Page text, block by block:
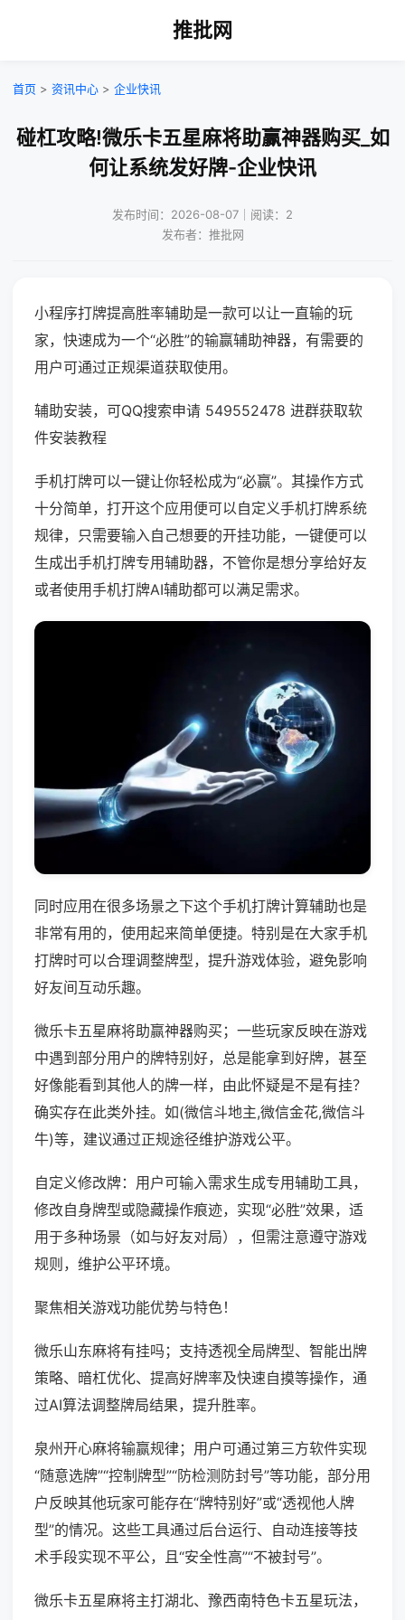
推批网
首页 > 资讯中心 > 企业快讯
碰杠攻略!微乐卡五星麻将助赢神器购买_如
何让系统发好牌-企业快讯
发布时间：2026-08-07｜阅读：2
发布者：推批网
小程序打牌提高胜率辅助是一款可以让一直输的玩
家，快速成为一个“必胜”的输赢辅助神器，有需要的
用户可通过正规渠道获取使用。
辅助安装，可QQ搜索申请 549552478 进群获取软
件安装教程
手机打牌可以一键让你轻松成为“必赢”。其操作方式
十分简单，打开这个应用便可以自定义手机打牌系统
规律，只需要输入自己想要的开挂功能，一键便可以
生成出手机打牌专用辅助器，不管你是想分享给好友
或者使用手机打牌AI辅助都可以满足需求。
同时应用在很多场景之下这个手机打牌计算辅助也是
非常有用的，使用起来简单便捷。特别是在大家手机
打牌时可以合理调整牌型，提升游戏体验，避免影响
好友间互动乐趣。
微乐卡五星麻将助赢神器购买；一些玩家反映在游戏
中遇到部分用户的牌特别好，总是能拿到好牌，甚至
好像能看到其他人的牌一样，由此怀疑是不是有挂？
确实存在此类外挂。如(微信斗地主,微信金花,微信斗
牛)等，建议通过正规途径维护游戏公平。
自定义修改牌：用户可输入需求生成专用辅助工具，
修改自身牌型或隐藏操作痕迹，实现“必胜”效果，适
用于多种场景（如与好友对局），但需注意遵守游戏
规则，维护公平环境。
聚焦相关游戏功能优势与特色！
微乐山东麻将有挂吗；支持透视全局牌型、智能出牌
策略、暗杠优化、提高好牌率及快速自摸等操作，通
过AI算法调整牌局结果，提升胜率。
泉州开心麻将输赢规律；用户可通过第三方软件实现
“随意选牌”“控制牌型”“防检测防封号”等功能，部分用
户反映其他玩家可能存在“牌特别好”或“透视他人牌
型”的情况。这些工具通过后台运行、自动连接等技
术手段实现不平公，且“安全性高”“不被封号”。
微乐卡五星麻将主打湖北、豫西南特色卡五星玩法，